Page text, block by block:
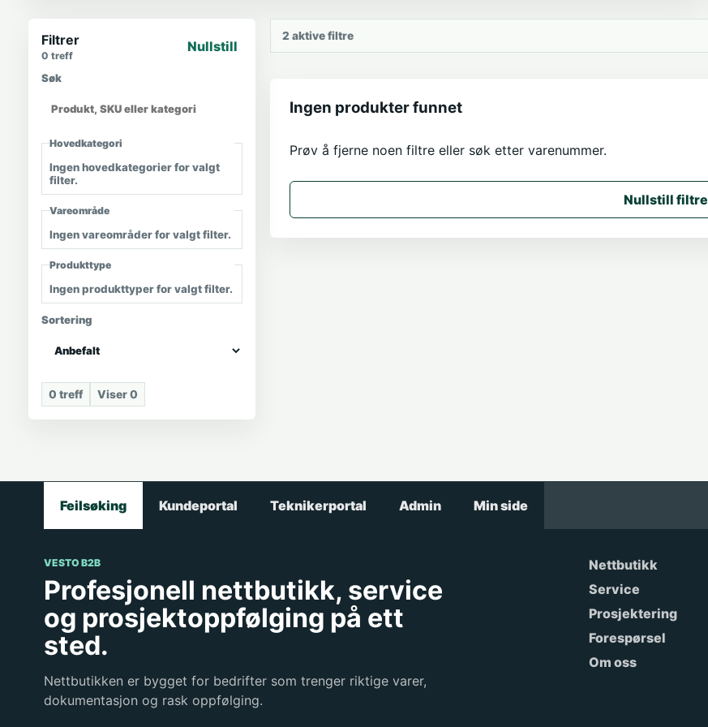
Filtrer
0 treff
Nullstill
Søk
Hovedkategori
Ingen hovedkategorier for valgt
filter.
Vareområde
Ingen vareområder for valgt filter.
Produkttype
Ingen produkttyper for valgt filter.
Sortering
0 treff Viser0
2 aktive filtre
Ingen produkter funnet
Prøv å fjerne noen filtre eller søk etter varenummer.
Nullstill filtre
Feilsøking Kundeportal Teknikerportal Admin Min side
VESTO B2B
Profesjonell nettbutikk, service
og prosjektoppfølging på ett
sted.
Nettbutikken er bygget for bedrifter som trenger riktige varer,
dokumentasjon og rask oppfølging.
Nettbutikk
Service
Prosjektering
Forespørsel
Om oss